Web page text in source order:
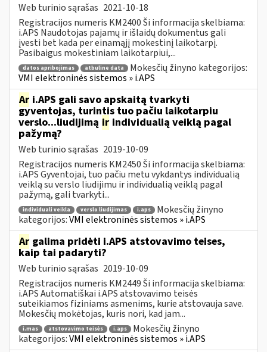
Web turinio sąrašas 2021-10-18
Registracijos numeris KM2400 Ši informacija skelbiama:
i.APS Naudotojas pajamų ir išlaidų dokumentus gali
įvesti bet kada per einamąjį mokestinį laikotarpį.
Pasibaigus mokestiniam laikotarpiui,...
datos apribojimas atbuline data
Mokesčių žinyno kategorijos:
VMI elektroninės sistemos » i.APS
Ar i.APS gali savo apskaitą tvarkyti
gyventojas, turintis tuo pačiu laikotarpiu
verslo...liudijimą ir individualią veiklą pagal
pažymą?
Web turinio sąrašas 2019-10-09
Registracijos numeris KM2450 Ši informacija skelbiama:
i.APS Gyventojai, tuo pačiu metu vykdantys individualią
veiklą su verslo liudijimu ir individualią veiklą pagal
pažymą, gali tvarkyti...
individuali veikla verslo liudijimas i.aps
Mokesčių žinyno
kategorijos:VMI elektroninės sistemos » i.APS
Ar galima pridėti i.APS atstovavimo teises,
kaip tai padaryti?
Web turinio sąrašas 2019-10-09
Registracijos numeris KM2449 Ši informacija skelbiama:
i.APS Automatiškai i.APS atstovavimo teisės
suteikiamos fiziniams asmenims, kurie atstovauja save.
Mokesčių mokėtojas, kuris nori, kad jam...
i.mas atstovavimo teisės i.aps
Mokesčių žinyno
kategorijos:VMI elektroninės sistemos » i.APS